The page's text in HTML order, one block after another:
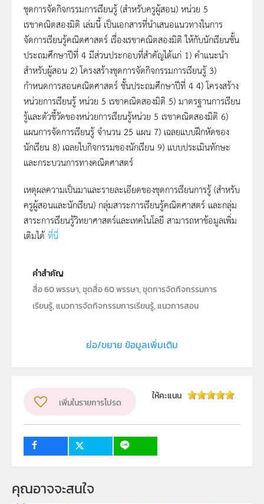
ชุดการจัดกิจกรรมการเรียนรู้ (สำหรับครูผู้สอน) หน่วย 5
เรขาคณิตสองมิติ เล่มนี้ เป็นเอกสารที่นำเสนอแนวทางในการ
จัดการเรียนรู้คณิตศาสตร์ เรื่องเรขาคณิตสองมิติ ให้กับนักเรียนชั้น
ประถมศึกษาปีที่ 4 มีส่วนประกอบที่สำคัญได้แก่ 1) คำแนะนำ
สำหรับผู้สอน 2) โครงสร้างชุดการจัดกิจกรรมการเรียนรู้ 3)
กำหนดการสอนคณิตศาสตร์ ชั้นประถมศึกษาปีที่ 4 4) โครงสร้าง
หน่วยการเรียนรู้ หน่วย 5 เรขาคณิตสองมิติ 5) มาตรฐานการเรียน
รู้และตัวชี้วัดของหน่วยการเรียนรู้หน่วย 5 เรขาคณิตสองมิติ 6)
แผนการจัดการเรียนรู้ จำนวน 25 แผน 7) เฉลยแบบฝึกหัดของ
นักเรียน 8) เฉลยใบกิจกรรมของนักเรียน 9) แบบประเมินทักษะ
และกระบวนการทางคณิตศาสตร์
เหตุผลความเป็นมาและรายละเอียดของชุดการเรียนการรู้ (สำหรับ
ครูผู้สอนและนักเรียน) กลุ่มสาระการเรียนรู้คณิตศาสตร์ และกลุ่ม
สาระการเรียนรู้วิทยาศาสตร์และเทคโนโลยี สามารถหาข้อมูลเพิ่ม
เติมได้ที่นี่
คำสำคัญ
สื่อ 60 พรรษา, ชุดสื่อ 60 พรรษา, ชุดการจัดกิจกรรมการ
เรียนรู้, แนวการจัดกิจกรรมการเรียนรู้, แนวการสอน
คณิตศาสตร์, คู่มือครู, การสอนคณิตศาสตร์, การสอน
ประเภท
Text
ราชกุมารี, สำนักงานคณะกรรมการการศึกษาขั้นพื้นฐาน
ผู้แต่ง หรือ เจ้าของผลงาน
ย่อ/ขยาย ข้อมูลเพิ่มเติม
เพิ่มในรายการโปรด
ให้คะแนน
คุณอาจจะสนใจ